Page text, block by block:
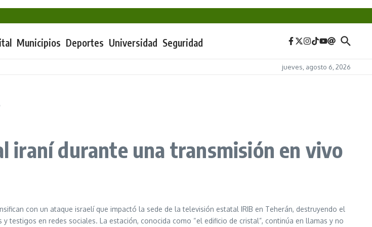
Municipios Deportes Universidad Seguridad
jueves, agosto 6, 2026
iraní durante una transmisión en vivo
con un ataque israelí que impactó la sede de la televisión estatal IRIB en Teherán, destruyendo el
testigos en redes sociales. La estación, conocida como “el edificio de cristal”, continúa en llamas y no